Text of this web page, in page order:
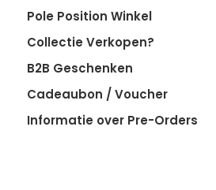
Pole Position Winkel
Collectie Verkopen?
B2B Geschenken
Cadeaubon / Voucher
Informatie over Pre-Orders